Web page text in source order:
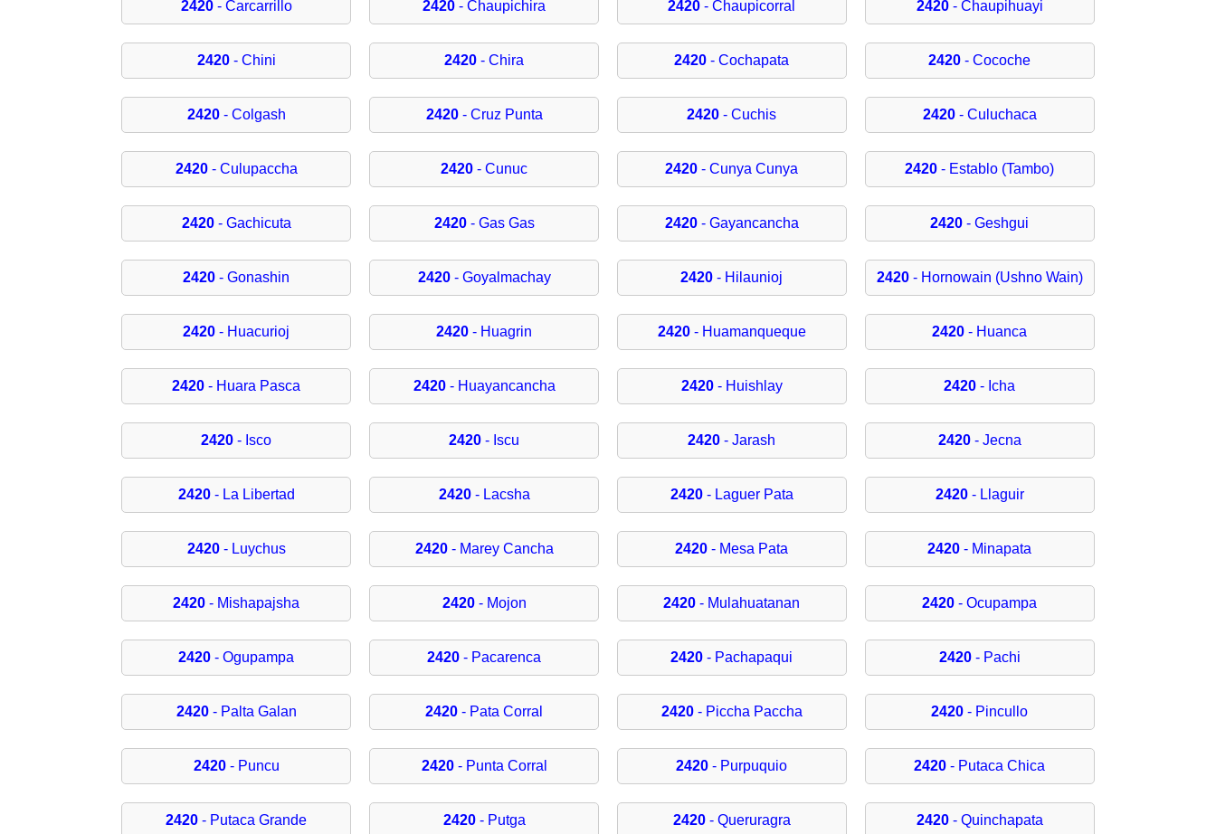
2420- Carcarrillo 2420 - Chaupichira 2420 - Chaupicorral 2420- Chaupihuayi
2420- Chini 2420 - Chira 2420 - Cochapata 2420 - Cocoche
2420- Colgash 2420- Cruz Punta 2420 - Cuchis 2420- Culuchaca
2420- Culupaccha 2420 - Cunuc 2420 - Cunya Cunya 2420 - Establo (Tambo)
2420- Gachicuta 2420- Gas Gas 2420- Gayancancha 2420 - Geshgui
2420 - Gonashin 2420- Goyalmachay 2420 - Hilaunioj 2420- Hornowain (Ushno Wain)
2420 - Huacurioj 2420 - Huagrin 2420- Huamanqueque 2420 - Huanca
2420 - Huara Pasca 2420- Huayancancha 2420- Huishlay 2420 - Icha
2420 - Isco 2420 - Iscu 2420 - Jarash 2420- Jecna
2420- La Libertad 2420- Lacsha 2420- Laguer Pata 2420- Llaguir
2420- Luychus 2420- Marey Cancha 2420 - Mesa Pata 2420 - Minapata
2420 - Mishapajsha 2420- Mojon 2420 - Mulahuatanan 2420 - Ocupampa
2420 - Ogupampa 2420 - Pacarenca 2420 - Pachapaqui 2420- Pachi
2420- Palta Galan 2420 - Pata Corral 2420- Piccha Paccha 2420 - Pincullo
2420- Puncu 2420- Punta Corral 2420 - Purpuquio 2420 - Putaca Chica
2420 - Putaca Grande 2420- Putga 2420- Queruragra 2420- Quinchapata